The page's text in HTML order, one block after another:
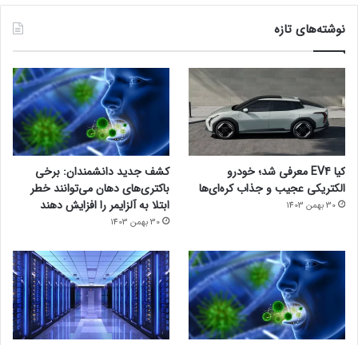
نوشته‌های تازه
کیا EV4 معرفی شد؛ خودرو
الکتریکی عجیب و جذاب کره‌ای‌ها
30 بهمن 1403
کشف جدید دانشمندان: برخی
باکتری‌های دهان می‌توانند خطر
ابتلا به آلزایمر را افزایش دهند
30 بهمن 1403